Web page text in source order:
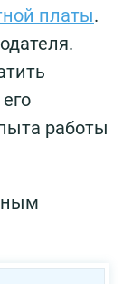
платы.
работы